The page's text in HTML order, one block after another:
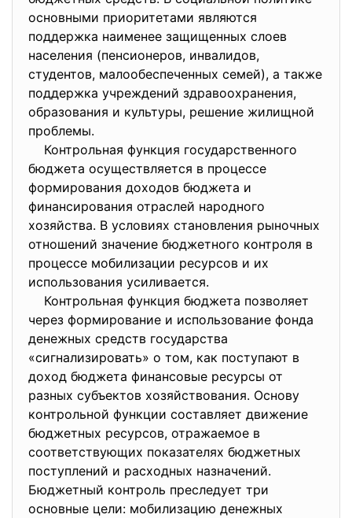
основными приоритетами являются
поддержка наименее защищенных слоев
населения (пенсионеров, инвалидов,
студентов, малообеспеченных семей), а также
поддержка учреждений здравоохранения,
образования и культуры, решение жилищной
проблемы.
Контрольная функция государственного
бюджета осуществляется в процессе
формирования доходов бюджета и
финансирования отраслей народного
хозяйства. В условиях становления рыночных
отношений значение бюджетного контроля в
процессе мобилизации ресурсов и их
использования усиливается.
Контрольная функция бюджета позволяет
через формирование и использование фонда
денежных средств государства
«сигнализировать» о том, как поступают в
доход бюджета финансовые ресурсы от
разных субъектов хозяйствования. Основу
контрольной функции составляет движение
бюджетных ресурсов, отражаемое в
соответствующих показателях бюджетных
поступлений и расходных назначений.
Бюджетный контроль преследует три
основные цели: мобилизацию денежных